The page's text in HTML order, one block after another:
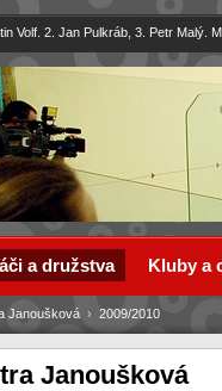
Volf. 2. Jan Pulkráb, 3. Petr Malý.
Janoušková
Janoušková › 2009/2010
a družstva Kluby a